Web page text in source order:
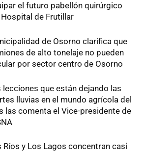
el futuro pabellón quirúrgico
de Frutillar
de Osorno clarifica que
de alto tonelaje no pueden
por sector centro de Osorno
lecciones que están dejando las
lluvias en el mundo agrícola del
las comenta el Vice-presidente de
Ríos y Los Lagos concentran casi